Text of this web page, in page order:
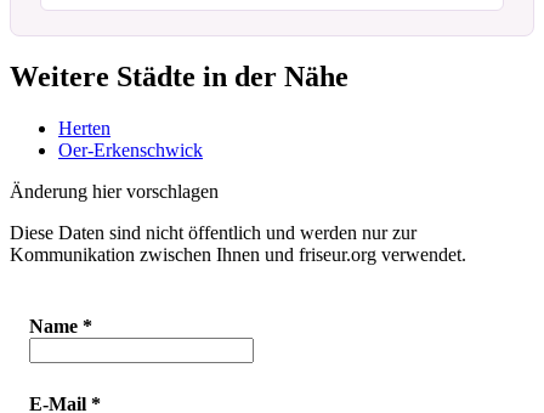
Weitere Städte in der Nähe
Herten
Oer-Erkenschwick
Änderung hier vorschlagen
Diese Daten sind nicht öffentlich und werden nur zur
Kommunikation zwischen Ihnen und friseur.org verwendet.
Name *
E-Mail *